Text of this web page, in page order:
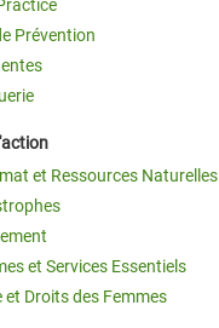
Prévention
et Ressources Naturelles
et Services Essentiels
et Droits des Femmes